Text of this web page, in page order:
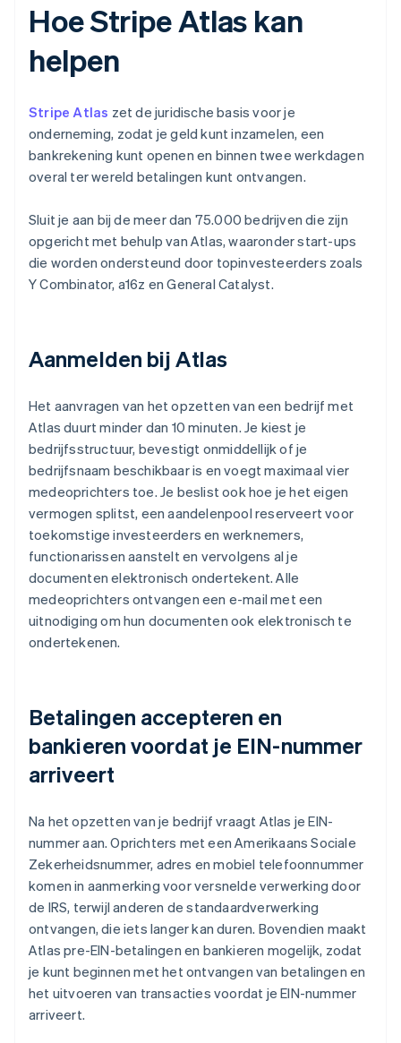
Hoe Stripe Atlas kan
helpen
Stripe Atlas zet de juridische basis voor je
onderneming, zodat je geld kunt inzamelen, een
bankrekening kunt openen en binnen twee werkdagen
overal ter wereld betalingen kunt ontvangen.
Sluit je aan bij de meer dan 75.000 bedrijven die zijn
opgericht met behulp van Atlas, waaronder start-ups
die worden ondersteund door topinvesteerders zoals
Y Combinator, a16z en General Catalyst.
Aanmelden bij Atlas
Het aanvragen van het opzetten van een bedrijf met
Atlas duurt minder dan 10 minuten. Je kiest je
bedrijfsstructuur, bevestigt onmiddellijk of je
bedrijfsnaam beschikbaar is en voegt maximaal vier
medeoprichters toe. Je beslist ook hoe je het eigen
vermogen splitst, een aandelenpool reserveert voor
toekomstige investeerders en werknemers,
functionarissen aanstelt en vervolgens al je
documenten elektronisch ondertekent. Alle
medeoprichters ontvangen een e-mail met een
uitnodiging om hun documenten ook elektronisch te
ondertekenen.
Betalingen accepteren en
bankieren voordat je EIN-nummer
arriveert
Na het opzetten van je bedrijf vraagt Atlas je EIN-
nummer aan. Oprichters met een Amerikaans Sociale
Zekerheidsnummer, adres en mobiel telefoonnummer
komen in aanmerking voor versnelde verwerking door
de IRS, terwijl anderen de standaardverwerking
ontvangen, die iets langer kan duren. Bovendien maakt
Atlas pre-EIN-betalingen en bankieren mogelijk, zodat
je kunt beginnen met het ontvangen van betalingen en
het uitvoeren van transacties voordat je EIN-nummer
arriveert.